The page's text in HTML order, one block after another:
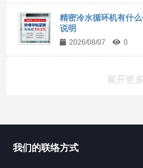
精密冷水循环机有什
说明
2026/08/07 0
展开更
我们的联络方式